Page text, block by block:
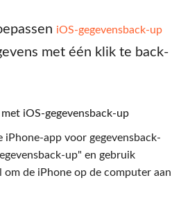
iOS-gegevensback-up
met één klik te back-
iOS-gegevensback-up
iPhone-app voor gegevensback-
up" en gebruik
om de iPhone op de computer aan